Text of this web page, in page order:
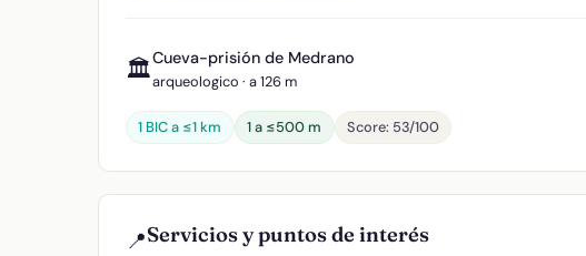
🏛️Cueva-prisión de Medrano
arqueologico · a 126 m
1 BIC a ≤1 km 1 a ≤500 m Score: 53/100
📍Servicios y puntos de interés